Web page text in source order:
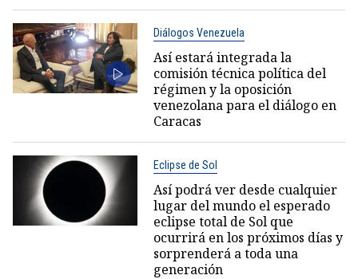
Diálogos Venezuela
Así estará integrada la
comisión técnica política del
régimen y la oposición
venezolana para el diálogo en
Caracas
Eclipse de Sol
Así podrá ver desde cualquier
lugar del mundo el esperado
eclipse total de Sol que
ocurrirá en los próximos días y
sorprenderá a toda una
generación